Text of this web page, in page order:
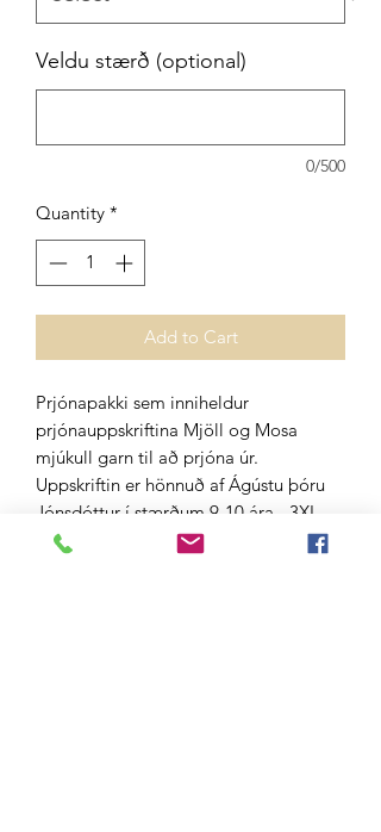
Veldu stærð (optional)
0/500
Quantity *
Add to Cart
Prjónapakki sem inniheldur
prjónauppskriftina Mjöll og Mosa
mjúkull garn til að prjóna úr.
Uppskriftin er hönnuð af Ágústu þóru
Jónsdóttur í stærðum 9-10 ára - 3XL.
Peysan er prjónuð í hring slétt og